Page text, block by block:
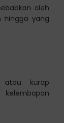
oleh
hingga yang
kurap